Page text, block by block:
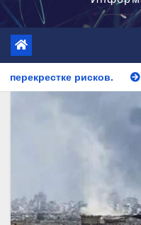
Пятигорске полицейские